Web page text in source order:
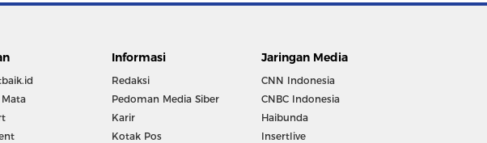
Mata
Informasi
Redaksi
Pedoman Media Siber
Karir
Kotak Pos
Jaringan Media
CNN Indonesia
CNBC Indonesia
Haibunda
Insertlive